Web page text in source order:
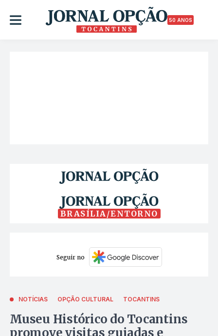
50 ANOS
BRASÍLIA/ENTORNO
Seguir no
NOTÍCIAS OPÇÃO CULTURAL TOCANTINS
Museu Histórico do Tocantins
promove visitas guiadas e